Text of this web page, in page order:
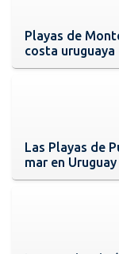
Playas de
costa uruguaya
Las Playas de
mar en Uruguay